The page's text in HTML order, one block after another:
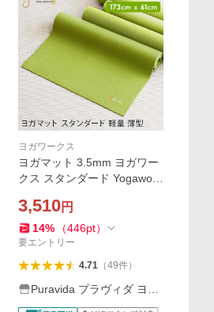
ヨガワークス
ヨガマット 3.5mm ヨガワー
クス スタンダード Yogawork
ニング PVC 軽量 持ち運び 初
心者トラベルマット
3,510円
14% （446pt）
要エントリー
4.71（49件）
Puravida プラヴィダ ヨガ
フィットネス